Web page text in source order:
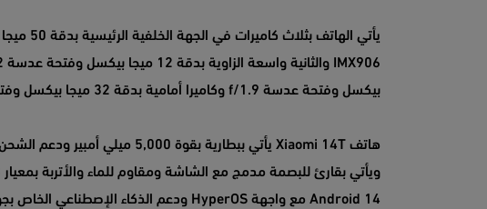
بيكسل وفتحة عدسة f/1.9 وكاميرا أمامية بدقة 32 ميجا بيكسل وفتحة عدسة f/2.0.
Android 14 مع واجهة HyperOS ودعم الذكاء الإصطناعي الخاص بجوجل وهو Gemini ودعم ميزة Circle to Search.